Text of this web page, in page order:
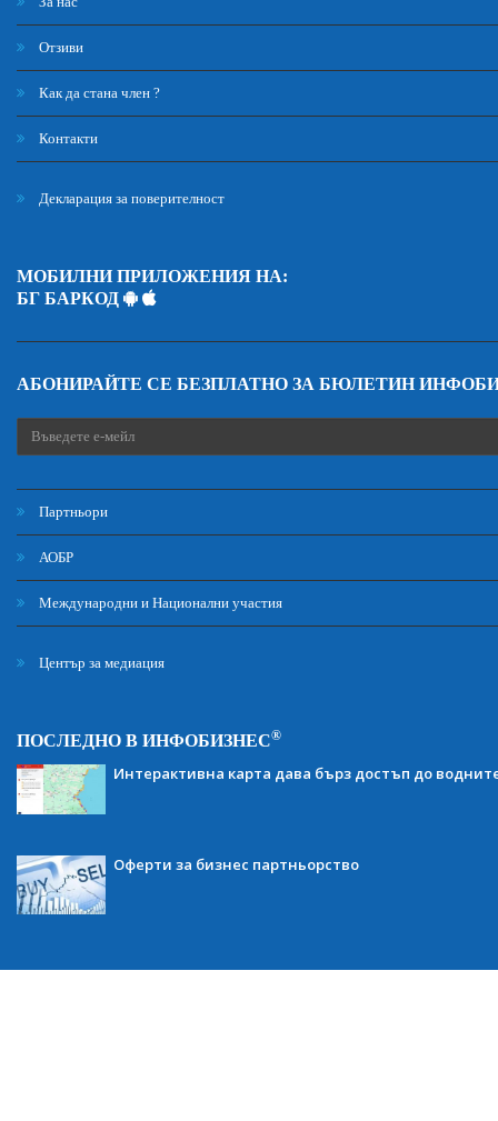
Отзиви
Как да стана член ?
Контакти
Декларация за поверителност
МОБИЛНИ ПРИЛОЖЕНИЯ НА:
БГ БАРКОД
АБОНИРАЙТЕ СЕ БЕЗПЛАТНО ЗА БЮЛЕТИН
Партньори
АОБР
Международни и Национални участия
Център за медиация
ПОСЛЕДНО В ИНФОБИЗНЕС®
Интерактивна карта дава бърз достъп до
Оферти за бизнес партньорство